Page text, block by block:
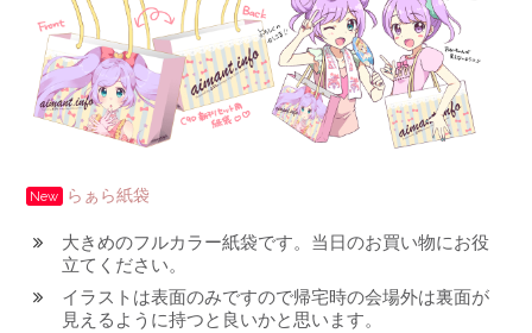
New らぁら紙袋
大きめのフルカラー紙袋です。当日のお買い物にお役
立てください。
イラストは表面のみですので帰宅時の会場外は裏面が
見えるように持つと良いかと思います。